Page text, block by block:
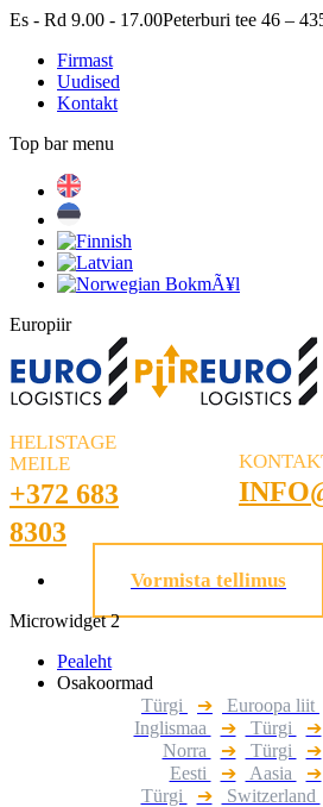
Skip
content
Es - Rd 9.00 - 17.00Peterburi tee 46 –
Firmast
Uudised
Kontakt
Top bar menu
Europiir
HELISTAGE
MEILE
+372 683
8303
Vormista tellimus
Microwidget 2
Pealeht
Osakoormad
Türgi
➔ Euroopa liit
Inglismaa
➔ Türgi ➔
Norra
➔ Türgi ➔
Eesti
➔ Aasia ➔
Türgi
➔ Switzerland